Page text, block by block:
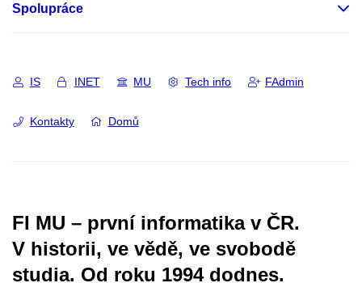
Spolupráce
IS INET MU Tech info FAdmin
Kontakty Domů
FI MU – první informatika v ČR.
V historii, ve vědě, ve svobodě
studia. Od roku 1994 dodnes.